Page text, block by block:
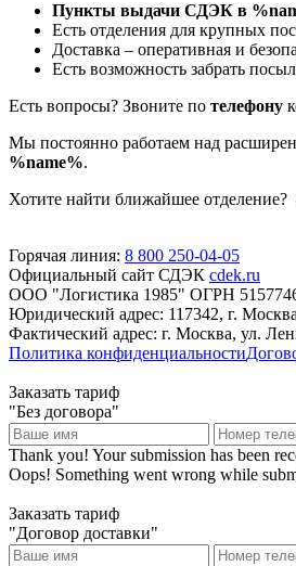
Пункты выдачи СДЭК в
Есть отделения для крупных
Доставка – оперативная и
Есть возможность забрать
Есть вопросы? Звоните по телефону
Мы постоянно работаем над
%name%.
Хотите найти ближайшее
Горячая линия: 8 800 250-04-05
Официальный сайт СДЭК cdek.ru
ООО "Логистика 1985" ОГРН
Юридический адрес: 117342, г.
Фактический адрес: г. Москва, ул.
Политика конфиденциальности
Заказать тариф
"Без договора"
Thank you! Your submission has been
Oops! Something went wrong while
Заказать тариф
"Договор доставки"